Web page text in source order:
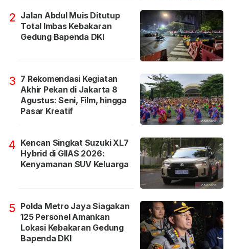
2 Jalan Abdul Muis Ditutup
Total Imbas Kebakaran
Gedung Bapenda DKI
3 7 Rekomendasi Kegiatan
Akhir Pekan di Jakarta 8
Agustus: Seni, Film, hingga
Pasar Kreatif
4 Kencan Singkat Suzuki XL7
Hybrid di GIIAS 2026:
Kenyamanan SUV Keluarga
5 Polda Metro Jaya Siagakan
125 Personel Amankan
Lokasi Kebakaran Gedung
Bapenda DKI